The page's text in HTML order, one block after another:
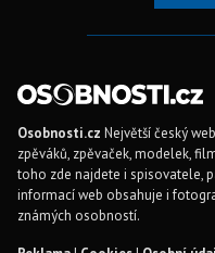
Osobnosti.cz Největší český
zpěváků, zpěvaček, modelek,
toho zde najdete i spisovatele,
informací web obsahuje i
známých osobností.